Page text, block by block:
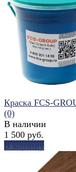
избранное сравнить
Краска FCS-
(0)
В наличии
1 500 руб.
В корзину